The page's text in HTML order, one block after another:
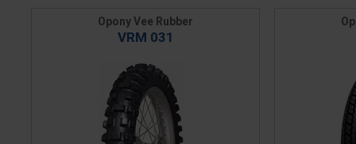
Opony Vee Rubber
VRM 031